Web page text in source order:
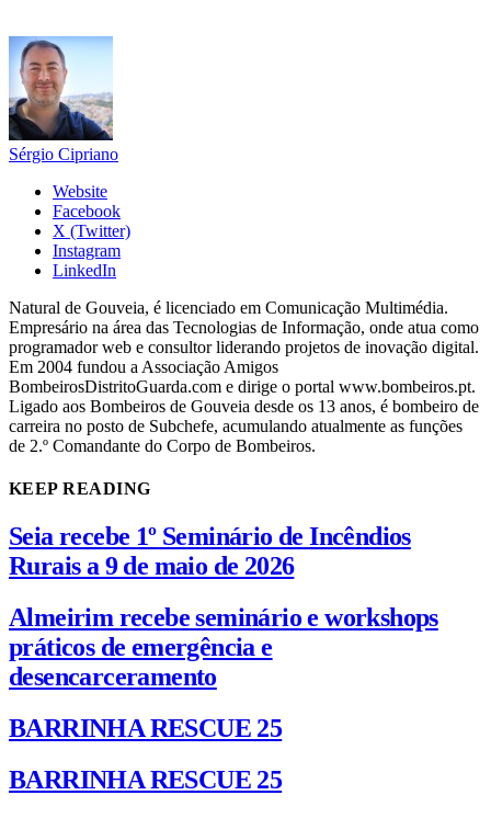
Sérgio Cipriano
Website
Facebook
X (Twitter)
Instagram
LinkedIn
Natural de Gouveia, é licenciado em Comunicação Multimédia.
Empresário na área das Tecnologias de Informação, onde atua como
programador web e consultor liderando projetos de inovação digital.
Em 2004 fundou a Associação Amigos
BombeirosDistritoGuarda.com e dirige o portal www.bombeiros.pt.
Ligado aos Bombeiros de Gouveia desde os 13 anos, é bombeiro de
carreira no posto de Subchefe, acumulando atualmente as funções
de 2.º Comandante do Corpo de Bombeiros.
KEEP READING
Seia recebe 1º Seminário de Incêndios
Rurais a 9 de maio de 2026
Almeirim recebe seminário e workshops
práticos de emergência e
desencarceramento
BARRINHA RESCUE 25
BARRINHA RESCUE 25